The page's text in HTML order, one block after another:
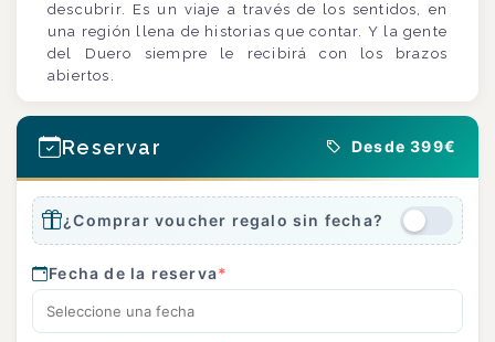
descubrir. Es un viaje a través de los sentidos, en
una región llena de historias que contar. Y la gente
del Duero siempre le recibirá con los brazos
abiertos.
Reservar Desde 399€
¿Comprar voucher regalo sin fecha?
Fecha de la reserva*